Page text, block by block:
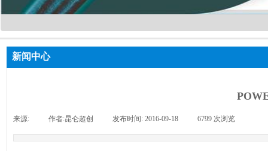
新闻中心
来源: 作者:昆仑超创 发布时间: 2016-09-18 6799 次浏览